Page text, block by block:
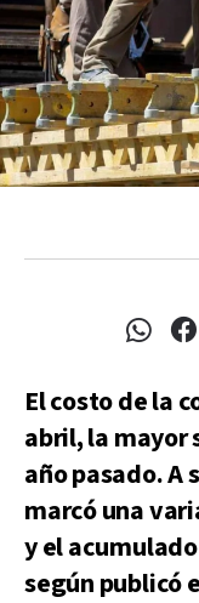
El costo de la
abril, la mayor
año pasado. A
marcó una
y el
según publicó